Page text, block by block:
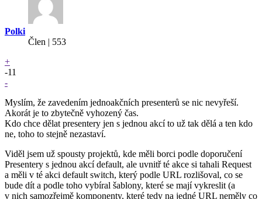
Polki
Člen | 553
+
-11
-
Myslím, že zavedením jednoakčních presenterů se nic nevyřeší.
Akorát je to zbytečně vyhozený čas.
Kdo chce dělat presentery jen s jednou akcí to už tak dělá a ten kdo
ne, toho to stejně nezastaví.
Viděl jsem už spousty projektů, kde měli borci podle doporučení
Presentery s jednou akcí default, ale uvnitř té akce si tahali Request
a měli v té akci default switch, který podle URL rozlišoval, co se
bude dít a podle toho vybíral šablony, které se mají vykreslit (a
v nich samozřejmě komponenty, které tedy na jedné URL neměly co